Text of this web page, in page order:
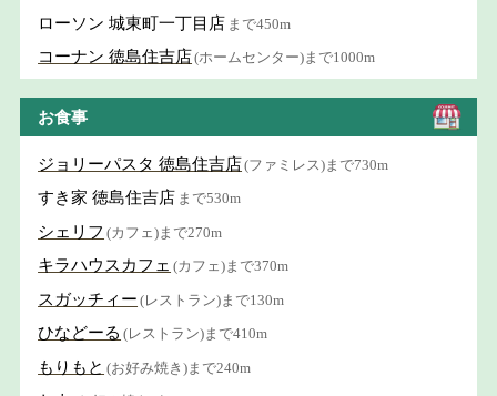
ローソン 城東町一丁目店 まで450m
コーナン 徳島住吉店(ホームセンター)まで1000m
お食事
ジョリーパスタ 徳島住吉店(ファミレス)まで730m
すき家 徳島住吉店 まで530m
シェリフ (カフェ)まで270m
キラハウスカフェ (カフェ)まで370m
スガッチィー (レストラン)まで130m
ひなどーる (レストラン)まで410m
もりもと (お好み焼き)まで240m